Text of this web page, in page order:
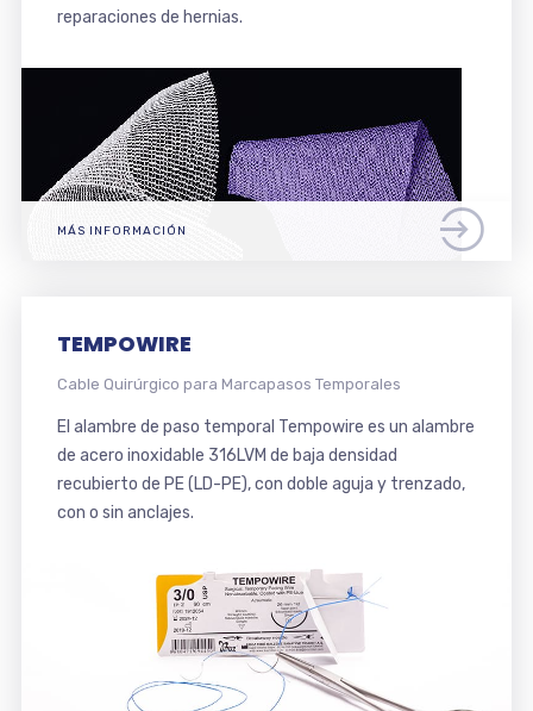
reparaciones de hernias.
MÁS INFORMACIÓN
TEMPOWIRE
Cable Quirúrgico para Marcapasos Temporales
El alambre de paso temporal Tempowire es un alambre
de acero inoxidable 316LVM de baja densidad
recubierto de PE (LD-PE), con doble aguja y trenzado,
con o sin anclajes.